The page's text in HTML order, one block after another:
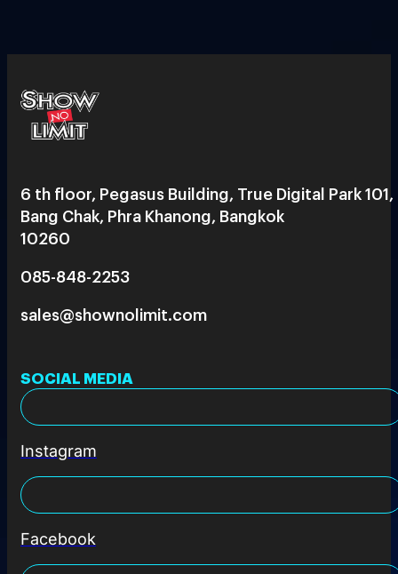
6 th floor, Pegasus Building, True Digital Park 101,
Bang Chak, Phra Khanong, Bangkok
10260
085-848-2253
sales@shownolimit.com
SOCIAL MEDIA
Instagram
Facebook